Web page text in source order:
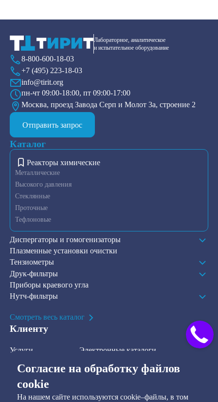
Согласие на обработку файлов
cookie
На нашем сайте используются cookie–файлы, в том
Лабораторное, аналитическое
и испытательное оборудование
8-800-600-18-03
+7 (495) 223-18-03
info@tirit.org
пн-чт 09:00-18:00, пт 09:00-17:00
Москва, проезд Завода Серп и Молот 3а, строение 2
Отправить запрос
Каталог
Реакторы химические
Металлические
Высокого давления
Стеклянные
Проточные
Тефлоновые
Диспергаторы и гомогенизаторы
Плазменные установки очистки
Тензиометры
Друк-фильтры
Приборы краевого угла
Нутч-фильтры
Смотреть весь каталог
Клиенту
Услуги
В наличии на складе
Электронные каталоги
Контакты
Наша рассылка